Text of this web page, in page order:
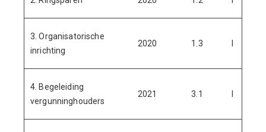
3. Organisatorische
inrichting
2020 1.3
4. Begeleiding
vergunninghouders
2021 3.1